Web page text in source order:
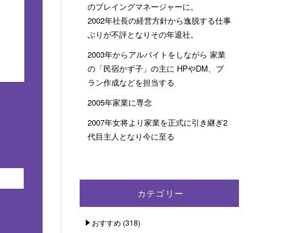
のプレイングマネージャーに。
2002年社長の経営方針から逸脱する仕事
ぶりが不評となりその年退社。
2003年からアルバイトをしながら 家業
の「民宿かず子」の主に HPやDM、プ
ラン作成などを担当する
2005年家業に専念
2007年女将より家業を正式に引き継ぎ2
代目主人となり今に至る
カテゴリー
おすすめ (318)